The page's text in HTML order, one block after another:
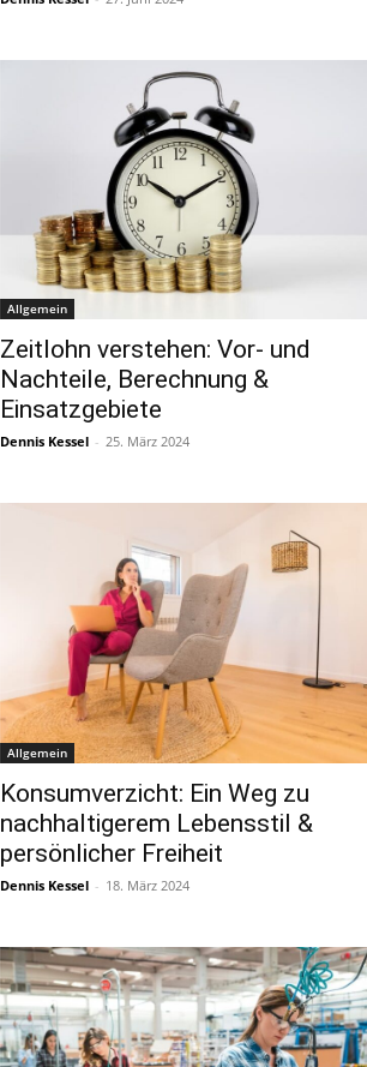
Allgemein
Zeitlohn verstehen: Vor- und
Nachteile, Berechnung &
Einsatzgebiete
Dennis Kessel - 25. März 2024
Allgemein
Konsumverzicht: Ein Weg zu
nachhaltigerem Lebensstil &
persönlicher Freiheit
Dennis Kessel - 18. März 2024